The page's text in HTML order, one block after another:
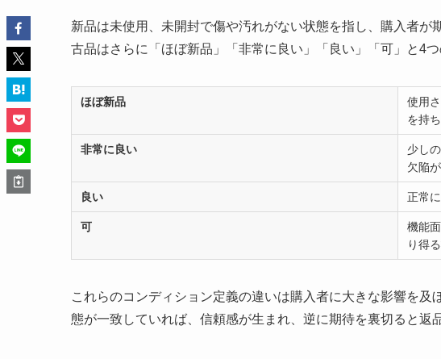
新品は未使用、未開封で傷や汚れがない状態を指し、購入者が
古品はさらに「ほぼ新品」「非常に良い」「良い」「可」と4つ
ほぼ新品
使用
を持
非常に良い
少し
欠陥
良い 正常
可
機能
り得
これらのコンディション定義の違いは購入者に大きな影響を
態が一致していれば、信頼感が生まれ、逆に期待を裏切ると返